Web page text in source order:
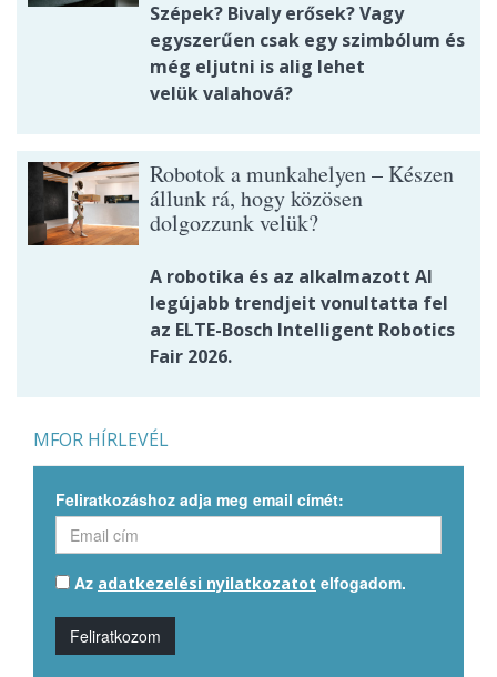
Szépek? Bivaly erősek? Vagy
egyszerűen csak egy szimbólum és
még eljutni is alig lehet
velük valahová?
Robotok a munkahelyen – Készen
állunk rá, hogy közösen
dolgozzunk velük?
A robotika és az alkalmazott AI
legújabb trendjeit vonultatta fel
az ELTE-Bosch Intelligent Robotics
Fair 2026.
MFOR HÍRLEVÉL
Feliratkozáshoz adja meg email címét:
Az adatkezelési nyilatkozatot elfogadom.
Feliratkozom